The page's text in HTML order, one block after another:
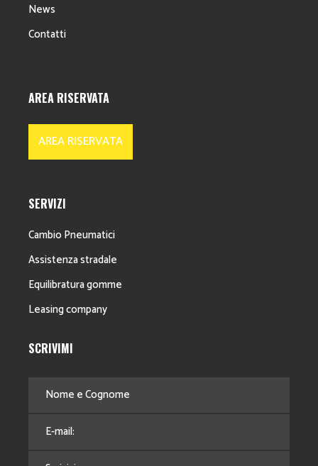
News
Contatti
AREA RISERVATA
AREA RISERVATA
SERVIZI
Cambio Pneumatici
Assistenza stradale
Equilibratura gomme
Leasing company
SCRIVIMI